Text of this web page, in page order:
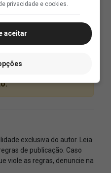
privacidade e cookies.
aceitar